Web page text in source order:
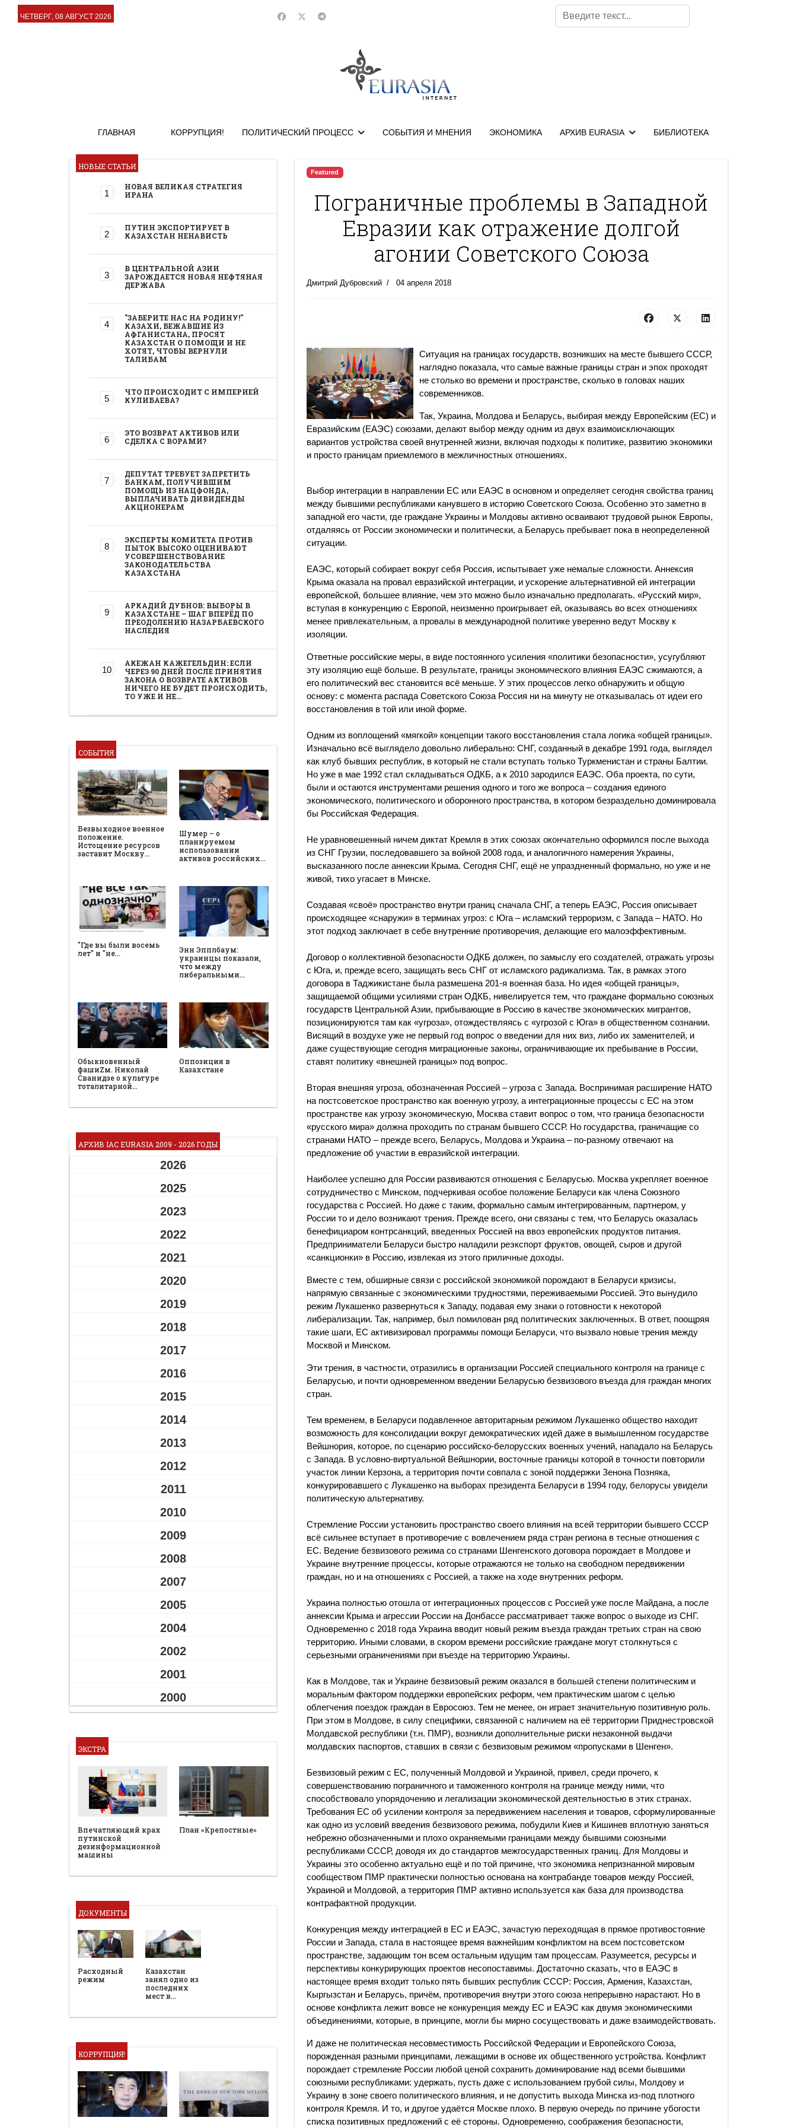
ЧЕТВЕРГ, 08 АВГУСТ 2026
Поиск
ГЛАВНАЯ КОРРУПЦИЯ! ПОЛИТИЧЕСКИЙ ПРОЦЕСС СОБЫТИЯ И МНЕНИЯ ЭКОНОМИКА АРХИВ EURASIA БИБЛИОТЕКА
НОВЫЕ СТАТЬИ
НОВАЯ ВЕЛИКАЯ СТРАТЕГИЯ
ИРАНА
ПУТИН ЭКСПОРТИРУЕТ В
КАЗАХСТАН НЕНАВИСТЬ
В ЦЕНТРАЛЬНОЙ АЗИИ
ЗАРОЖДАЕТСЯ НОВАЯ НЕФТЯНАЯ
ДЕРЖАВА
"ЗАБЕРИТЕ НАС НА РОДИНУ!"
КАЗАХИ, БЕЖАВШИЕ ИЗ
АФГАНИСТАНА, ПРОСЯТ
КАЗАХСТАН О ПОМОЩИ И НЕ
ХОТЯТ, ЧТОБЫ ВЕРНУЛИ
ТАЛИБАМ
ЧТО ПРОИСХОДИТ С ИМПЕРИЕЙ
КУЛИБАЕВА?
ЭТО ВОЗВРАТ АКТИВОВ ИЛИ
СДЕЛКА С ВОРАМИ?
ДЕПУТАТ ТРЕБУЕТ ЗАПРЕТИТЬ
БАНКАМ, ПОЛУЧИВШИМ
ПОМОЩЬ ИЗ НАЦФОНДА,
ВЫПЛАЧИВАТЬ ДИВИДЕНДЫ
АКЦИОНЕРАМ
ЭКСПЕРТЫ КОМИТЕТА ПРОТИВ
ПЫТОК ВЫСОКО ОЦЕНИВАЮТ
УСОВЕРШЕНСТВОВАНИЕ
ЗАКОНОДАТЕЛЬСТВА
КАЗАХСТАНА
АРКАДИЙ ДУБНОВ: ВЫБОРЫ В
КАЗАХСТАНЕ – ШАГ ВПЕРЁД ПО
ПРЕОДОЛЕНИЮ НАЗАРБАЕВСКОГО
НАСЛЕДИЯ
АКЕЖАН КАЖЕГЕЛЬДИН: ЕСЛИ
ЧЕРЕЗ 90 ДНЕЙ ПОСЛЕ ПРИНЯТИЯ
ЗАКОНА О ВОЗВРАТЕ АКТИВОВ
НИЧЕГО НЕ БУДЕТ ПРОИСХОДИТЬ,
ТО УЖЕ И НЕ…
СОБЫТИЯ
Безвыходное военное
положение.
Истощение ресурсов
заставит Москву…
Шумер – о
планируемом
использовании
активов российских…
"Где вы были восемь
лет" и "не…
Энн Эпплбаум:
украинцы показали,
что между
либеральными…
Обыкновенный
фашиZм. Николай
Сванидзе о культуре
тоталитарной…
Оппозиция в
Казахстане
АРХИВ IAC EURASIA 2009 - 2026 ГОДЫ
2026
2025
2023
2022
2021
2020
2019
2018
2017
2016
2015
2014
2013
2012
2011
2010
2009
2008
2007
2005
2004
2002
2001
2000
ЭКСТРА
Впечатляющий крах
путинской
дезинформационной
машины
План «Крепостные»
ДОКУМЕНТЫ
Расходный
режим
Казахстан
занял одно из
последних
мест в…
КОРРУПЦИЯ!
Featured
Пограничные проблемы в Западной
Евразии как отражение долгой
агонии Советского Союза
Дмитрий Дубровский 04 апреля 2018
Ситуация на границах государств, возникших на месте бывшего СССР,
наглядно показала, что самые важные границы стран и эпох проходят
не столько во времени и пространстве, сколько в головах наших
современников.
Так, Украина, Молдова и Беларусь, выбирая между Европейским (ЕС) и
Евразийским (ЕАЭС) союзами, делают выбор между одним из двух взаимоисключающих
вариантов устройства своей внутренней жизни, включая подходы к политике, развитию экономики
и просто границам приемлемого в межличностных отношениях.
Выбор интеграции в направлении ЕС или ЕАЭС в основном и определяет сегодня свойства границ
между бывшими республиками канувшего в историю Советского Союза. Особенно это заметно в
западной его части, где граждане Украины и Молдовы активно осваивают трудовой рынок Европы,
отдаляясь от России экономически и политически, а Беларусь пребывает пока в неопределенной
ситуации.
ЕАЭС, который собирает вокруг себя Россия, испытывает уже немалые сложности. Аннексия
Крыма оказала на провал евразийской интеграции, и ускорение альтернативной ей интеграции
европейской, большее влияние, чем это можно было изначально предполагать. «Русский мир»,
вступая в конкуренцию с Европой, неизменно проигрывает ей, оказываясь во всех отношениях
менее привлекательным, а провалы в международной политике уверенно ведут Москву к
изоляции.
Ответные российские меры, в виде постоянного усиления «политики безопасности», усугубляют
эту изоляцию ещё больше. В результате, границы экономического влияния ЕАЭС сжимаются, а
его политический вес становится всё меньше. У этих процессов легко обнаружить и общую
основу: с момента распада Советского Союза Россия ни на минуту не отказывалась от идеи его
восстановления в той или иной форме.
Одним из воплощений «мягкой» концепции такого восстановления стала логика «общей границы».
Изначально всё выглядело довольно либерально: СНГ, созданный в декабре 1991 года, выглядел
как клуб бывших республик, в который не стали вступать только Туркменистан и страны Балтии.
Но уже в мае 1992 стал складываться ОДКБ, а к 2010 зародился ЕАЭС. Оба проекта, по сути,
были и остаются инструментами решения одного и того же вопроса – создания единого
экономического, политического и оборонного пространства, в котором безраздельно доминировала
бы Российская Федерация.
Не уравновешенный ничем диктат Кремля в этих союзах окончательно оформился после выхода
из СНГ Грузии, последовавшего за войной 2008 года, и аналогичного намерения Украины,
высказанного после аннексии Крыма. Сегодня СНГ, ещё не упраздненный формально, но уже и не
живой, тихо угасает в Минске.
Создавая «своё» пространство внутри границ сначала СНГ, а теперь ЕАЭС, Россия описывает
происходящее «снаружи» в терминах угроз: с Юга – исламский терроризм, с Запада – НАТО. Но
этот подход заключает в себе внутренние противоречия, делающие его малоэффективным.
Договор о коллективной безопасности ОДКБ должен, по замыслу его создателей, отражать угрозы
с Юга, и, прежде всего, защищать весь СНГ от исламского радикализма. Так, в рамках этого
договора в Таджикистане была размешена 201-я военная база. Но идея «общей границы»,
защищаемой общими усилиями стран ОДКБ, нивелируется тем, что граждане формально союзных
государств Центральной Азии, прибывающие в Россию в качестве экономических мигрантов,
позиционируются там как «угроза», отождествляясь с «угрозой с Юга» в общественном сознании.
Висящий в воздухе уже не первый год вопрос о введении для них виз, либо их заменителей, и
даже существующие сегодня миграционные законы, ограничивающие их пребывание в России,
ставят политику «внешней границы» под вопрос.
Вторая внешняя угроза, обозначенная Россией – угроза с Запада. Воспринимая расширение НАТО
на постсоветское пространство как военную угрозу, а интеграционные процессы с ЕС на этом
пространстве как угрозу экономическую, Москва ставит вопрос о том, что граница безопасности
«русского мира» должна проходить по странам бывшего СССР. Но государства, граничащие со
странами НАТО – прежде всего, Беларусь, Молдова и Украина – по-разному отвечают на
предложение об участии в евразийской интеграции.
Наиболее успешно для России развиваются отношения с Беларусью. Москва укрепляет военное
сотрудничество с Минском, подчеркивая особое положение Беларуси как члена Союзного
государства с Россией. Но даже с таким, формально самым интегрированным, партнером, у
России то и дело возникают трения. Прежде всего, они связаны с тем, что Беларусь оказалась
бенефициаром контрсанкций, введенных Россией на ввоз европейских продуктов питания.
Предприниматели Беларуси быстро наладили реэкспорт фруктов, овощей, сыров и другой
«санкционки» в Россию, извлекая из этого приличные доходы.
Вместе с тем, обширные связи с российской экономикой порождают в Беларуси кризисы,
напрямую связанные с экономическими трудностями, переживаемыми Россией. Это вынудило
режим Лукашенко развернуться к Западу, подавая ему знаки о готовности к некоторой
либерализации. Так, например, был помилован ряд политических заключенных. В ответ, поощряя
такие шаги, ЕС активизировал программы помощи Беларуси, что вызвало новые трения между
Москвой и Минском.
Эти трения, в частности, отразились в организации Россией специального контроля на границе с
Беларусью, и почти одновременном введении Беларусью безвизового въезда для граждан многих
стран.
Тем временем, в Беларуси подавленное авторитарным режимом Лукашенко общество находит
возможность для консолидации вокруг демократических идей даже в вымышленном государстве
Вейшнория, которое, по сценарию российско-белорусских военных учений, нападало на Беларусь
с Запада. В условно-виртуальной Вейшнории, восточные границы которой в точности повторили
участок линии Керзона, а территория почти совпала с зоной поддержки Зенона Позняка,
конкурировавшего с Лукашенко на выборах президента Беларуси в 1994 году, белорусы увидели
политическую альтернативу.
Стремление России установить пространство своего влияния на всей территории бывшего СССР
всё сильнее вступает в противоречие с вовлечением ряда стран региона в тесные отношения с
ЕС. Ведение безвизового режима со странами Шенгенского договора порождает в Молдове и
Украине внутренние процессы, которые отражаются не только на свободном передвижении
граждан, но и на отношениях с Россией, а также на ходе внутренних реформ.
Украина полностью отошла от интеграционных процессов с Россией уже после Майдана, а после
аннексии Крыма и агрессии России на Донбассе рассматривает также вопрос о выходе из СНГ.
Одновременно с 2018 года Украина вводит новый режим въезда граждан третьих стран на свою
территорию. Иными словами, в скором времени российские граждане могут столкнуться с
серьезными ограничениями при въезде на территорию Украины.
Как в Молдове, так и Украине безвизовый режим оказался в большей степени политическим и
моральным фактором поддержки европейских реформ, чем практическим шагом с целью
облегчения поездок граждан в Евросоюз. Тем не менее, он играет значительную позитивную роль.
При этом в Молдове, в силу специфики, связанной с наличием на её территории Приднестровской
Молдавской республики (т.н. ПМР), возникли дополнительные риски незаконной выдачи
молдавских паспортов, ставших в связи с безвизовым режимом «пропусками в Шенген».
Безвизовый режим с ЕС, полученный Молдовой и Украиной, привел, среди прочего, к
совершенствованию пограничного и таможенного контроля на границе между ними, что
способствовало упорядочению и легализации экономической деятельностью в этих странах.
Требования ЕС об усилении контроля за передвижением населения и товаров, сформулированные
как одно из условий введения безвизового режима, побудили Киев и Кишинев вплотную заняться
небрежно обозначенными и плохо охраняемыми границами между бывшими союзными
республиками СССР, доводя их до стандартов межгосударственных границ. Для Молдовы и
Украины это особенно актуально ещё и по той причине, что экономика непризнанной мировым
сообществом ПМР практически полностью основана на контрабанде товаров между Россией,
Украиной и Молдовой, а территория ПМР активно используется как база для производства
контрафактной продукции.
Конкуренция между интеграцией в ЕС и ЕАЭС, зачастую переходящая в прямое противостояние
России и Запада, стала в настоящее время важнейшим конфликтом на всем постсоветском
пространстве, задающим тон всем остальным идущим там процессам. Разумеется, ресурсы и
перспективы конкурирующих проектов несопоставимы. Достаточно сказать, что в ЕАЭС в
настоящее время входит только пять бывших республик СССР: Россия, Армения, Казахстан,
Кыргызстан и Беларусь, причём, противоречия внутри этого союза непрерывно нарастают. Но в
основе конфликта лежит вовсе не конкуренция между ЕС и ЕАЭС как двумя экономическими
объединениями, которые, в принципе, могли бы мирно сосуществовать и даже взаимодействовать.
И даже не политическая несовместимость Российской Федерации и Европейского Союза,
порожденная разными принципами, лежащими в основе их общественного устройства. Конфликт
порождает стремление России любой ценой сохранить доминирование над всеми бывшими
союзными республиками: удержать, пусть даже с использованием грубой силы, Молдову и
Украину в зоне своего политического влияния, и не допустить выхода Минска из-под плотного
контроля Кремля. И то, и другое удаётся Москве плохо. В первую очередь по причине убогости
списка позитивных предложений с её стороны. Одновременно, соображения безопасности,